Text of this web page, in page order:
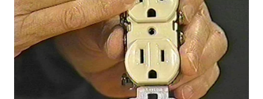
KEPULAUAN
SERIBU